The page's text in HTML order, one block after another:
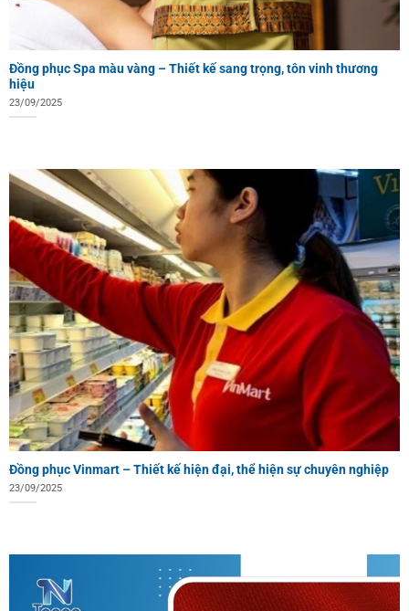
Đồng phục Spa màu vàng – Thiết kế sang trọng, tôn vinh thương
hiệu
23/09/2025
Đồng phục Vinmart – Thiết kế hiện đại, thể hiện sự chuyên nghiệp
23/09/2025